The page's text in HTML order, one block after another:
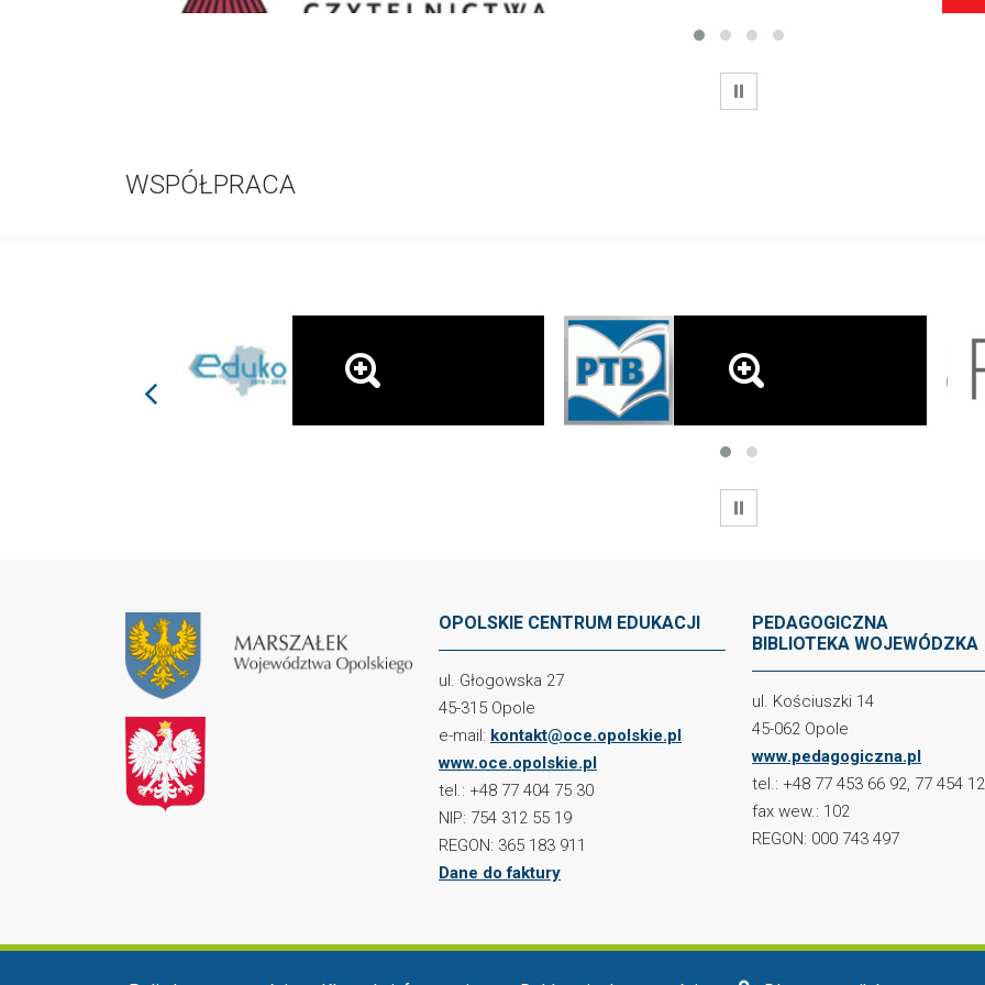
WSTRZYMAJ
WSPÓŁPRACA
WSTRZYMAJ
OPOLSKIE CENTRUM EDUKACJI
ul. Głogowska 27
45-315 Opole
e-mail: kontakt@oce.opolskie.pl
www.oce.opolskie.pl
tel.: +48 77 404 75 30
NIP: 754 312 55 19
REGON: 365 183 911
Dane do faktury
PEDAGOGICZNA
BIBLIOTEKA WOJEWÓDZKA
ul. Kościuszki 14
45-062 Opole
www.pedagogiczna.pl
tel.: +48 77 453 66 92, 77 454
fax wew.: 102
REGON: 000 743 497